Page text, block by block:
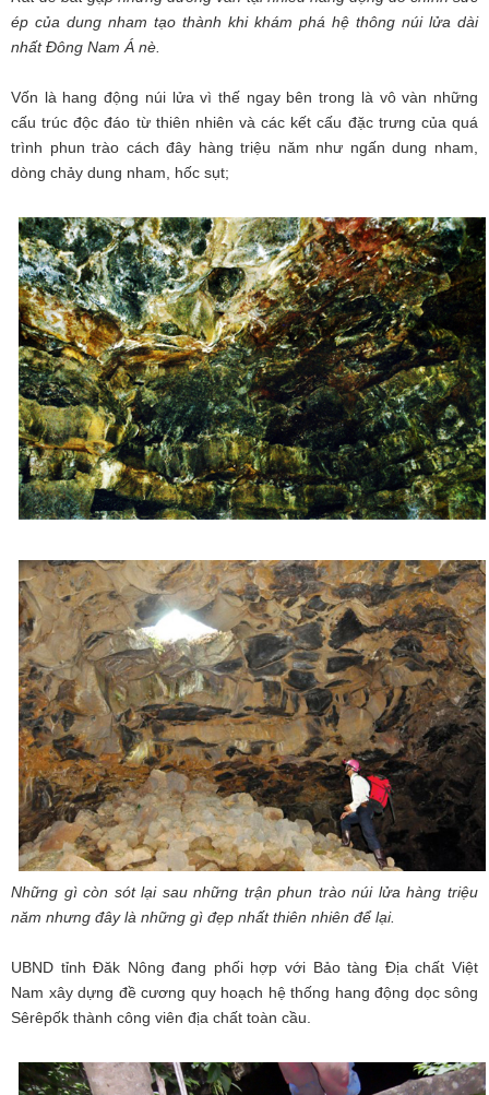
ép của dung nham tạo thành khi khám phá hệ thông núi lửa dài
nhất Đông Nam Á nè.
Vốn là hang động núi lửa vì thế ngay bên trong là vô vàn những
cấu trúc độc đáo từ thiên nhiên và các kết cấu đặc trưng của quá
trình phun trào cách đây hàng triệu năm như ngấn dung nham,
dòng chảy dung nham, hốc sụt;
Những gì còn sót lại sau những trận phun trào núi lửa hàng triệu
năm nhưng đây là những gì đẹp nhất thiên nhiên để lại.
UBND tỉnh Đăk Nông đang phối hợp với Bảo tàng Địa chất Việt
Nam xây dựng đề cương quy hoạch hệ thống hang động dọc sông
Sêrêpốk thành công viên địa chất toàn cầu.